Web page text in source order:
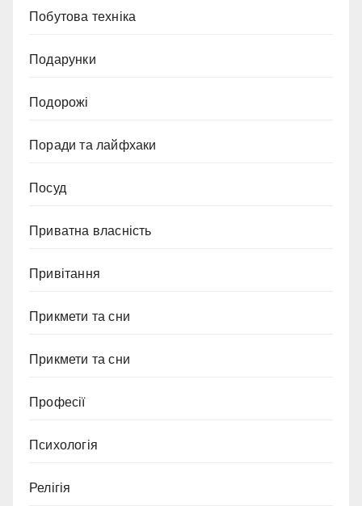
Побутова техніка
Подарунки
Подорожі
Поради та лайфхаки
Посуд
Приватна власність
Привітання
Прикмети та сни
Прикмети та сни
Професії
Психологія
Релігія